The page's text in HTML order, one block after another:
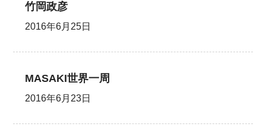
竹岡政彦
2016年6月25日
MASAKI世界一周
2016年6月23日